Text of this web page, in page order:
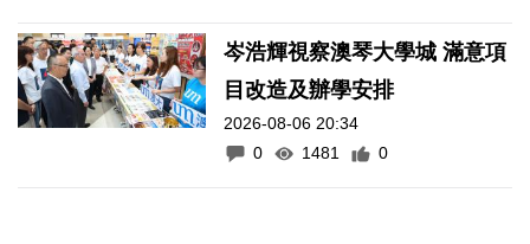
岑浩輝視察澳琴大學城 滿意項
目改造及辦學安排
2026-08-06 20:34
0
1481 0